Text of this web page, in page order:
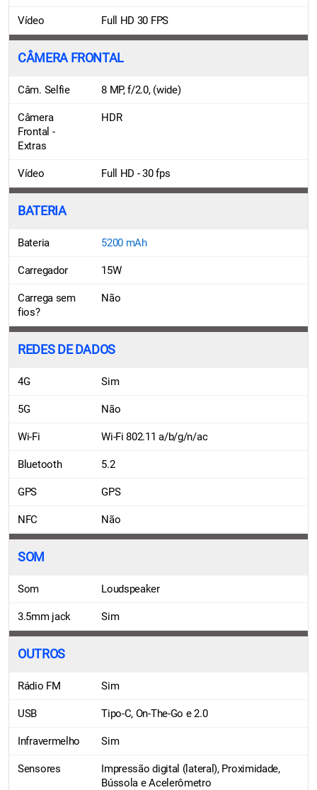
Vídeo Full HD 30 FPS
CÂMERA FRONTAL
Câm. Selfie 8 MP, f/2.0, (wide)
Câmera
Frontal -
Extras
HDR
Vídeo Full HD - 30 fps
BATERIA
Bateria 5200 mAh
Carregador 15W
Carrega sem
fios?
Não
REDES DE DADOS
4G Sim
5G Não
Wi-Fi Wi-Fi 802.11 a/b/g/n/ac
Bluetooth 5.2
GPS GPS
NFC Não
SOM
Som Loudspeaker
3.5mm jack Sim
OUTROS
Rádio FM Sim
USB Tipo-C, On-The-Go e 2.0
Infravermelho Sim
Sensores
Impressão digital (lateral), Proximidade,
Bússola e Acelerômetro